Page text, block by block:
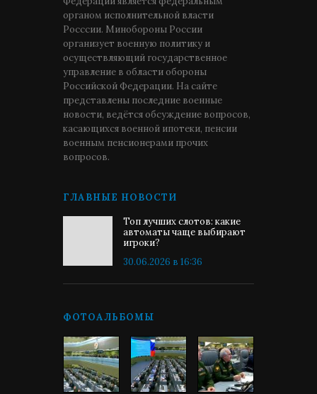
органом исполнительной власти
Росссии. Минобороны России
организует военную политику и
осуществляющий государственное
управление в области обороны
Российской Федерации. На сайте
представлены последние военные
новости, ведётся обсуждение вопросов,
касающихся военной ипотеки, пенсии
военным пенсионерами прочих
вопросов.
ГЛАВНЫЕ НОВОСТИ
Топ лучших слотов: какие
автоматы чаще выбирают
игроки?
30.06.2026 в 16:36
ФОТОАЛЬБОМЫ